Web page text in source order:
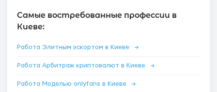
Самые востребованные профессии в
Киеве:
Работа Элитным эскортом в Киеве →
Работа Арбитраж криптовалют в Киеве →
Работа Моделью onlyfans в Киеве →